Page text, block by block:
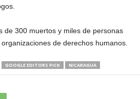
de 300 muertos y miles de personas
de derechos humanos.
GOOGLE EDITORS PICK NICARAGUA